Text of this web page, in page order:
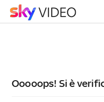
Ooooops! Si è